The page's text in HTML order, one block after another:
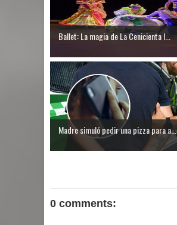
Ballet: La magia de La Cenicienta l...
Madre simuló pedir una pizza para a...
0 comments: